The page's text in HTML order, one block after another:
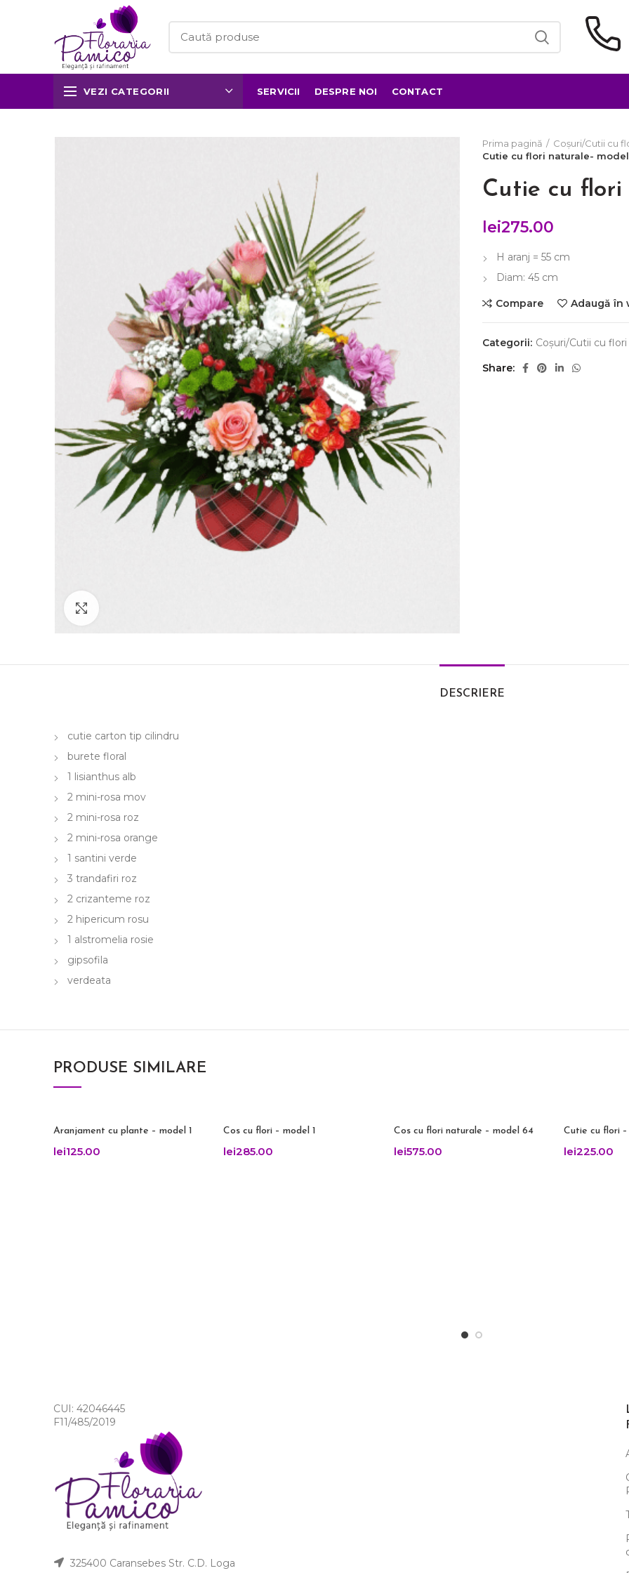
VEZI CATEGORII SERVICII DESPRE NOI CONTACT
Prima pagină
Coșuri/Cutii cu
Cutie cu flori naturale-
Cutie cu
lei275.00
H aranj = 55 cm
Diam: 45 cm
Compare Adaugă în
Categorii: Coșuri/Cutii cu flori
Share
DESCRIERE
cutie carton tip cilindru
burete floral
1 lisianthus alb
2 mini-rosa mov
2 mini-rosa roz
2 mini-rosa orange
1 santini verde
3 trandafiri roz
2 crizanteme roz
2 hipericum rosu
1 alstromelia rosie
gipsofila
verdeata
PRODUSE SIMILARE
Aranjament cu plante – model 1
lei125.00
Cos cu flori – model 1
lei285.00
Cos cu flori naturale – model 64
lei575.00
Cutie cu flori
lei225.00
CUI: 42046445
F11/485/2019
325400 Caransebes Str. C.D. Loga